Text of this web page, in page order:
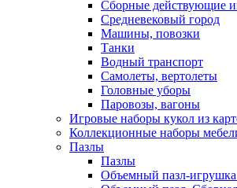
Сборные действующие
Средневековый город
Машины, повозки
Танки
Водный транспорт
Самолеты, вертолеты
Головные уборы
Паровозы, вагоны
Игровые наборы кукол из
Коллекционные наборы
Пазлы
Пазлы
Объемный пазл-